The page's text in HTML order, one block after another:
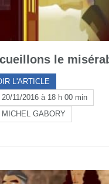
le
L'ARTICLE
20/11/2016 à 18 h 00 min
MICHEL GABORY